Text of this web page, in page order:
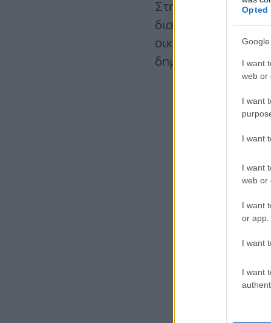
Opted
I want
web or
I want
I want
I want
web or
I want
or app.
I want
I want
Στη συνέντευξη
διατάξεις του
οικονομία, τα
δημιουργεί η